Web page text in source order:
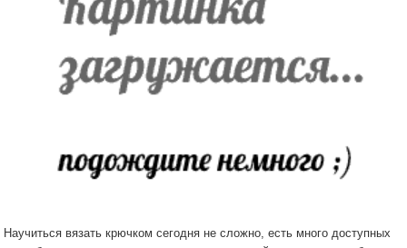
Научиться вязать крючком сегодня не сложно, есть много доступных